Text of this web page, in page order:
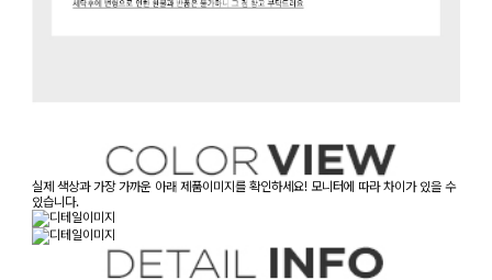
실제 색상과 가장 가까운 아래 제품이미지를 확인하세요! 모니터에 따라 차이가 있을 수
있습니다.